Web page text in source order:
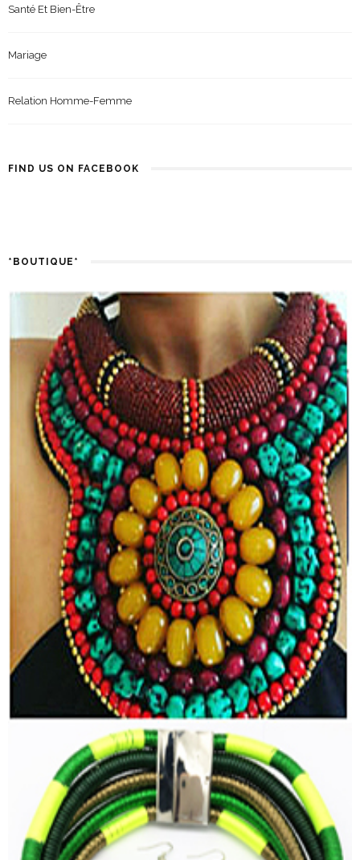
Santé Et Bien-Être
Mariage
Relation Homme-Femme
FIND US ON FACEBOOK
*BOUTIQUE*